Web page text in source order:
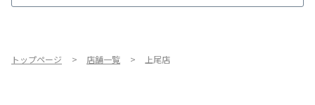
トップページ 店舗一覧 上尾店